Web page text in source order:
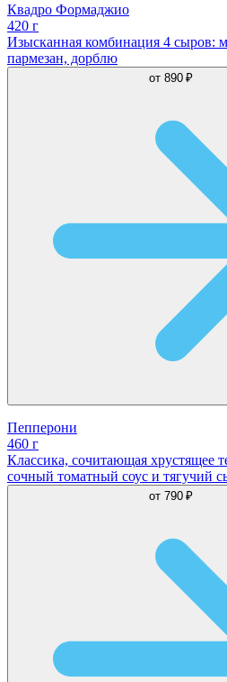
Квадро Формаджио
420 г
Изысканная комбинация 4 сыров:
пармезан, дорблю
от 890 ₽
Пепперони
460 г
Классика, сочитающая хрустящее
сочный томатный соус и тягучий
от 790 ₽